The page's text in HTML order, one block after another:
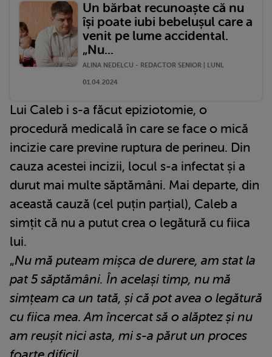
Un bărbat recunoaște că nu
își poate iubi bebelușul care a
venit pe lume accidental.
„Nu...
ALINA NEDELCU - REDACTOR SENIOR | LUNI,
01.04.2024
Lui Caleb i s-a făcut epiziotomie, o
procedură medicală în care se face o mică
incizie care previne ruptura de perineu. Din
cauza acestei incizii, locul s-a infectat și a
durut mai multe săptămâni. Mai departe, din
această cauză (cel puțin parțial), Caleb a
simțit că nu a putut crea o legătură cu fiica
lui.
„Nu mă puteam mișca de durere, am stat la
pat 5 săptămâni. În același timp, nu mă
simțeam ca un tată, și că pot avea o legătură
cu fiica mea. Am încercat să o alăptez și nu
am reușit nici asta, mi s-a părut un proces